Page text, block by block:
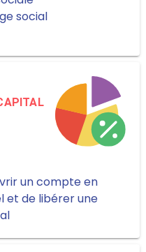
social
un compte en
et de libérer une